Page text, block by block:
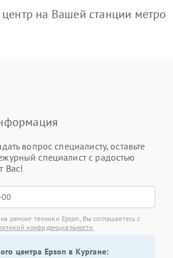
на Вашей станции метро
вопрос специалисту, оставьте
специалист с радостью
Вас!
ремонт техники Epson, Вы соглашаетесь с
конфиденциальности
центра Epson в Кургане: